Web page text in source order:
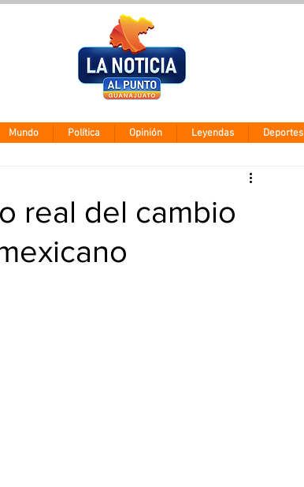
Mundo Política Opinión Leyendas Deportes
real del cambio